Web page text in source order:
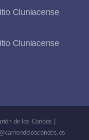
de los Condes |